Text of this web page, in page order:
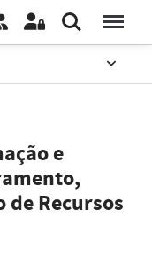
e
de Recursos